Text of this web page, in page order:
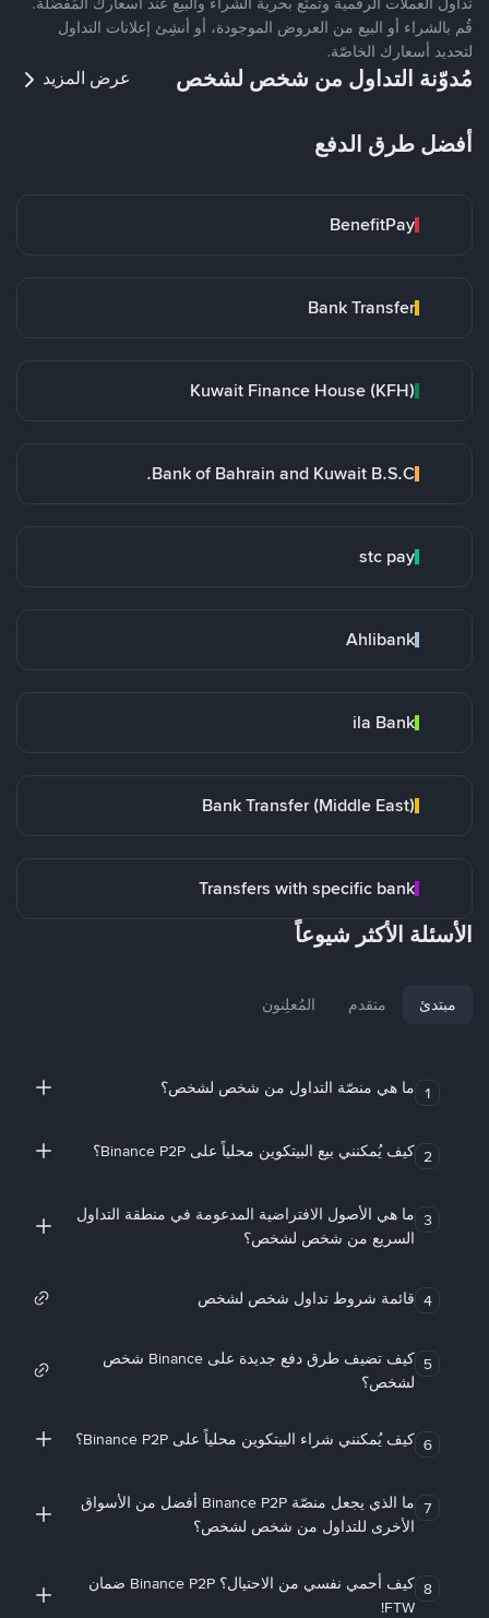
قُم بالشراء أو البيع من العروض الموجودة، أو أنشِئ إعلانات التداول
لتحديد أسعارك الخاصّة.
مُدوّنة التداول من شخص لشخص عرض المزيد
أفضل طرق الدفع
BenefitPay
Bank Transfer
Kuwait Finance House (KFH)
Bank of Bahrain and Kuwait B.S.C.
stc pay
Ahlibank
ila Bank
Bank Transfer (Middle East)
Transfers with specific bank
الأسئلة الأكثر شيوعاً
مبتدئ متقدم المُعلِنون
1 ما هي منصّة التداول من شخص لشخص؟
2 كيف يُمكنني بيع البيتكوين محلياً على Binance P2P؟
3 ما هي الأصول الافتراضية المدعومة في منطقة التداول
السريع من شخص لشخص؟
4 قائمة شروط تداول شخص لشخص
5
كيف تضيف طرق دفع جديدة على Binance شخص
لشخص؟
6 كيف يُمكنني شراء البيتكوين محلياً على Binance P2P؟
7
ما الذي يجعل منصّة Binance P2P أفضل من الأسواق
الأخرى للتداول من شخص لشخص؟
8
كيف أحمي نفسي من الاحتيال؟ Binance P2P ضمان
FTW!